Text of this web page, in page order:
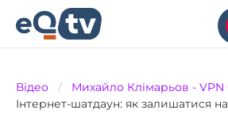
Відео / Михайло Клімарьов - VPN
Інтернет-шатдаун: як залишатися